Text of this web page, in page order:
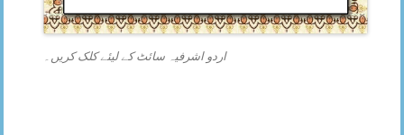
اردو اشرفیہ سائٹ کے لیئے کلک کریں۔